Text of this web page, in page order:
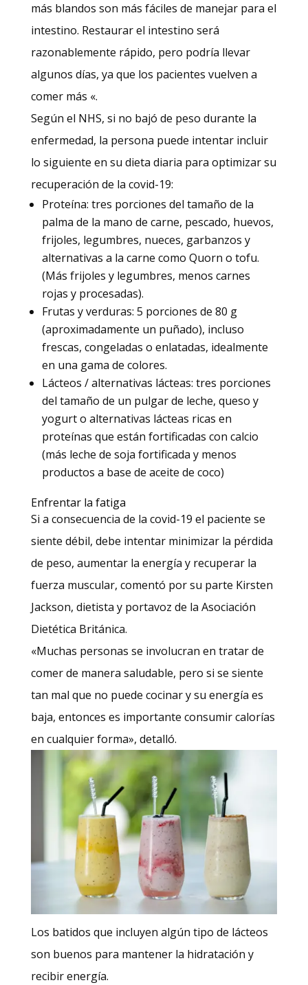
más blandos son más fáciles de manejar para el
intestino. Restaurar el intestino será
razonablemente rápido, pero podría llevar
algunos días, ya que los pacientes vuelven a
comer más «.
Según el NHS, si no bajó de peso durante la
enfermedad, la persona puede intentar incluir
lo siguiente en su dieta diaria para optimizar su
recuperación de la covid-19:
Proteína: tres porciones del tamaño de la
palma de la mano de carne, pescado, huevos,
frijoles, legumbres, nueces, garbanzos y
alternativas a la carne como Quorn o tofu.
(Más frijoles y legumbres, menos carnes
rojas y procesadas).
Frutas y verduras: 5 porciones de 80 g
(aproximadamente un puñado), incluso
frescas, congeladas o enlatadas, idealmente
en una gama de colores.
Lácteos / alternativas lácteas: tres porciones
del tamaño de un pulgar de leche, queso y
yogurt o alternativas lácteas ricas en
proteínas que están fortificadas con calcio
(más leche de soja fortificada y menos
productos a base de aceite de coco)
Enfrentar la fatiga
Si a consecuencia de la covid-19 el paciente se
siente débil, debe intentar minimizar la pérdida
de peso, aumentar la energía y recuperar la
fuerza muscular, comentó por su parte Kirsten
Jackson, dietista y portavoz de la Asociación
Dietética Británica.
«Muchas personas se involucran en tratar de
comer de manera saludable, pero si se siente
tan mal que no puede cocinar y su energía es
baja, entonces es importante consumir calorías
en cualquier forma», detalló.
Los batidos que incluyen algún tipo de lácteos
son buenos para mantener la hidratación y
recibir energía.